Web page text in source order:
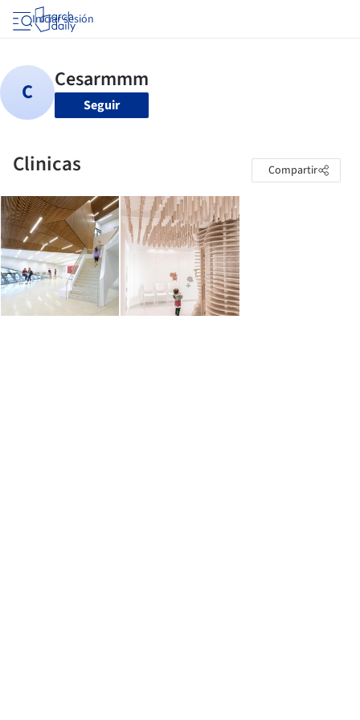
Iniciar sesión
Seguir
Clinicas Compartir